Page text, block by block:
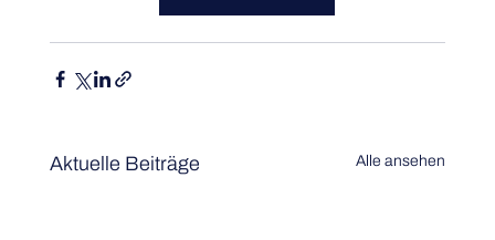
Aktuelle Beiträge Alle ansehen